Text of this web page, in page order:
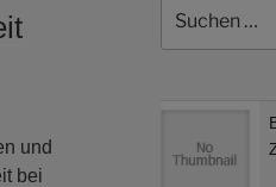
und
bei
nach: